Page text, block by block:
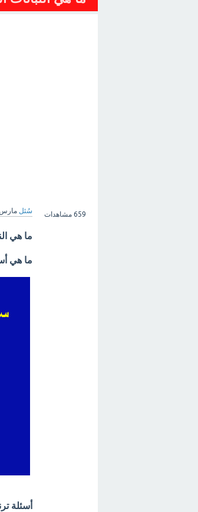
659 مشاهدات سُئل مارس 19،
ما هي
ما هي
أسئلة